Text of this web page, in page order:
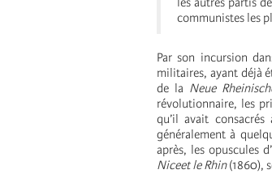
communistes les
Par son incursion
militaires, ayant déjà
de la Neue
révolutionnaire, les
qu’il avait
généralement à
après, les opuscules
Niceet le Rhin(1860),